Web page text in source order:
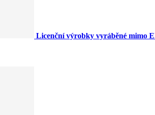
Licenční výrobky vyráběné mimo